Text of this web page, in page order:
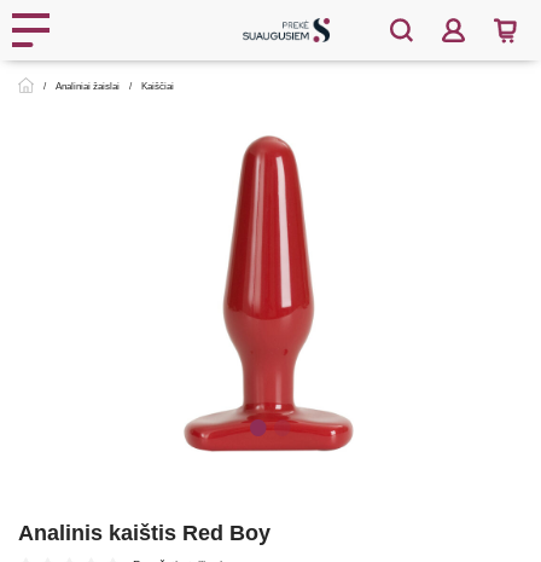
Analiniai žaislai Kaiščiai
Analinis kaištis Red Boy